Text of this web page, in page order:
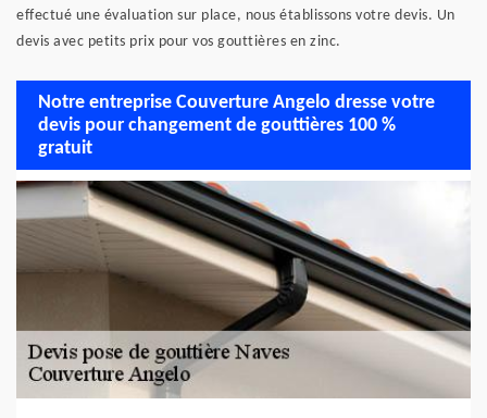
effectué une évaluation sur place, nous établissons votre devis. Un
devis avec petits prix pour vos gouttières en zinc.
Notre entreprise Couverture Angelo dresse votre
devis pour changement de gouttières 100 %
gratuit